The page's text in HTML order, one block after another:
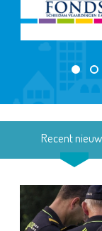
Recent